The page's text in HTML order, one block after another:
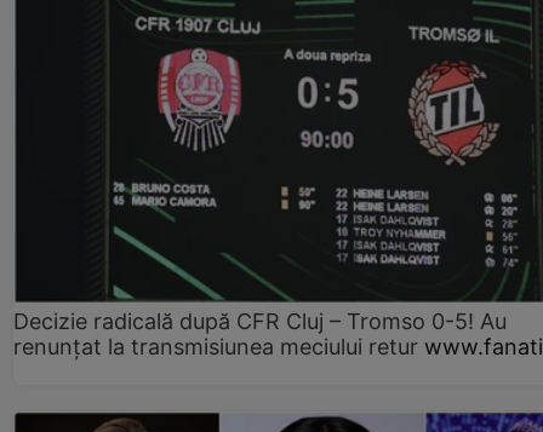
Decizie radicală după CFR Cluj – Tromso 0-5! Au
renunțat la transmisiunea meciului retur